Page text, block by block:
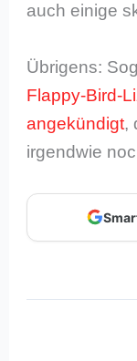
auch einige
Übrigens:
Flappy-Bird-
angekündigt,
irgendwie